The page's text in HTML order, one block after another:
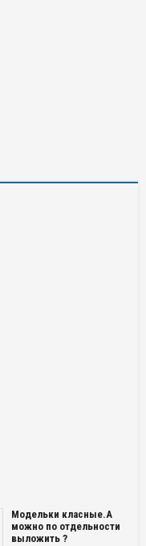
Модельки класные.А
можно по отдельности
выложить ?